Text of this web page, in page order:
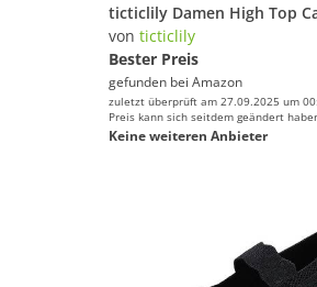
von ticticlily
Bester Preis
gefunden bei Amazon
zuletzt überprüft am 27.09.2025 um
Preis kann sich seitdem geändert
Keine weiteren Anbieter